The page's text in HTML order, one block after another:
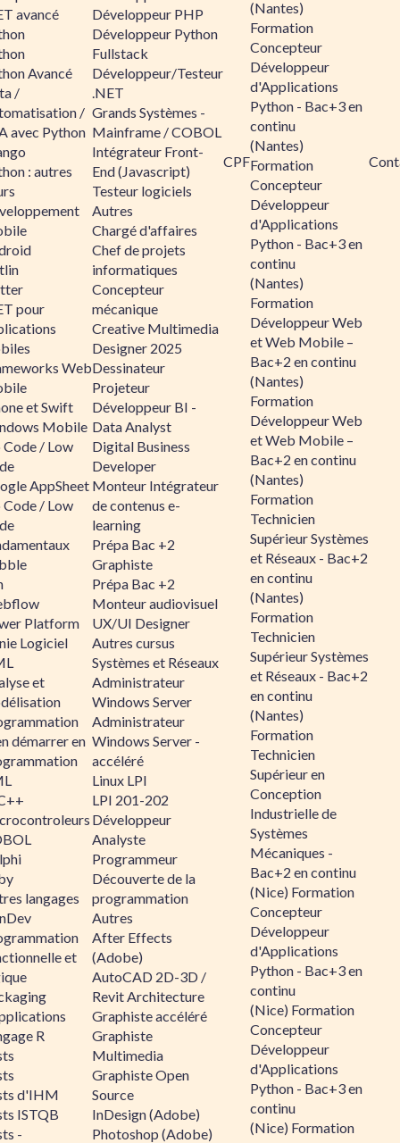
avancé
Avancé
/
/
avec Python
: autres
pour
Web
et Swift
Mobile
/ Low
AppSheet
/ Low
Platform
Logiciel
et
démarrer en
langages
et
R
d'IHM
ISTQB
-
Développeur PHP
Développeur Python
Fullstack
Développeur/Testeur
.NET
Grands Systèmes -
Mainframe / COBOL
Intégrateur Front-
End (Javascript)
Testeur logiciels
Autres
Chargé d'affaires
Chef de projets
informatiques
Concepteur
mécanique
Creative Multimedia
Designer 2025
Dessinateur
Projeteur
Développeur BI -
Data Analyst
Digital Business
Developer
Monteur Intégrateur
de contenus e-
learning
Prépa Bac +2
Graphiste
Prépa Bac +2
Monteur audiovisuel
UX/UI Designer
Autres cursus
Systèmes et Réseaux
Administrateur
Windows Server
Administrateur
Windows Server -
accéléré
Linux LPI
LPI 201-202
Développeur
Analyste
Programmeur
Découverte de la
programmation
Autres
After Effects
(Adobe)
AutoCAD 2D-3D /
Revit Architecture
Graphiste accéléré
Graphiste
Multimedia
Graphiste Open
Source
InDesign (Adobe)
Photoshop (Adobe)
CPF
(Nantes)
Formation
Concepteur
Développeur
d'Applications
Python - Bac+3 en
continu
(Nantes)
Formation
Concepteur
Développeur
d'Applications
Python - Bac+3 en
continu
(Nantes)
Formation
Développeur Web
et Web Mobile –
Bac+2 en continu
(Nantes)
Formation
Développeur Web
et Web Mobile –
Bac+2 en continu
(Nantes)
Formation
Technicien
Supérieur Systèmes
et Réseaux - Bac+2
en continu
(Nantes)
Formation
Technicien
Supérieur Systèmes
et Réseaux - Bac+2
en continu
(Nantes)
Formation
Technicien
Supérieur en
Conception
Industrielle de
Systèmes
Mécaniques -
Bac+2 en continu
(Nice) Formation
Concepteur
Développeur
d'Applications
Python - Bac+3 en
continu
(Nice) Formation
Concepteur
Développeur
d'Applications
Python - Bac+3 en
continu
(Nice) Formation